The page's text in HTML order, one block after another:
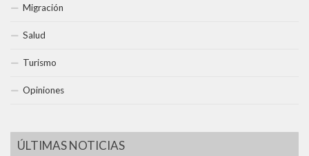
Migración
Salud
Turismo
Opiniones
ÚLTIMAS NOTICIAS